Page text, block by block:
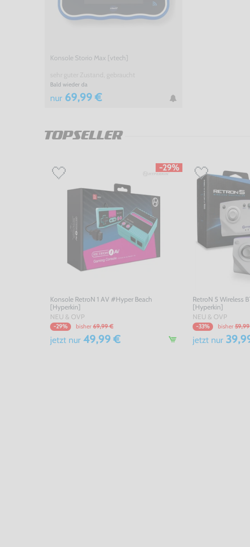
Konsole Storio Max [vtech]
Bald wieder da
nur 69,99 €
TOPSELLER
-29%
Konsole RetroN 1 AV #Hyper Beach
[Hyperkin]
NEU & OVP
-29% bisher 69,99 €
jetzt nur 49,99 €
RetroN 5 Wireless
[Hyperkin]
NEU & OVP
-33% bisher
jetzt nur